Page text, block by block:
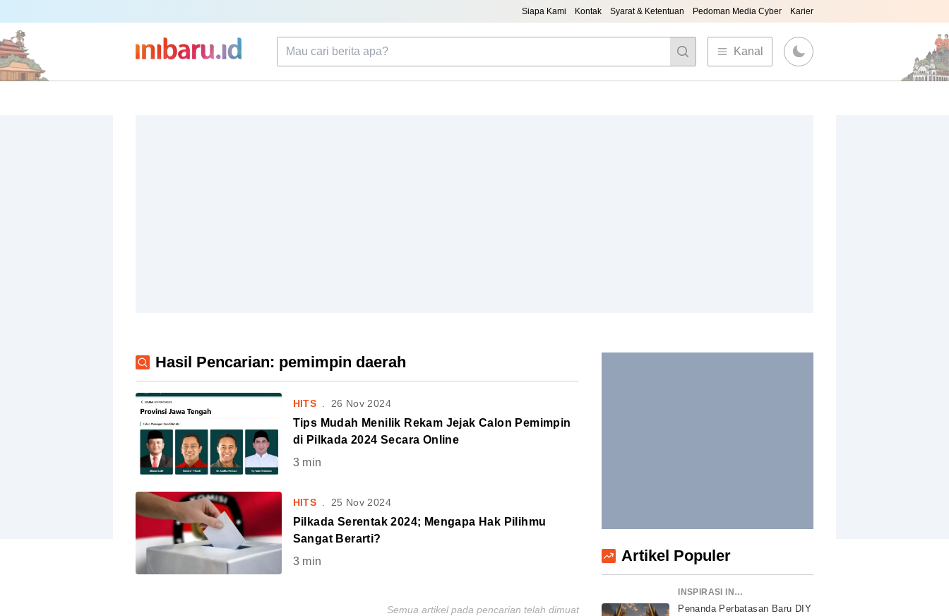
Siapa Kami Kontak Syarat & Ketentuan Pedoman Media Cyber Karier
Kanal
Hasil Pencarian: pemimpin daerah
HITS 26 Nov 2024
Tips Mudah Menilik Rekam Jejak Calon Pemimpin
di Pilkada 2024 Secara Online
3min
HITS . 25 Nov 2024
Pilkada Serentak 2024; Mengapa Hak Pilihmu
Sangat Berarti?
3min
Semua artikel pada pencarian telah dimuat
Artikel Populer
INSPIRASI INDONESIA
Penanda Perbatasan Baru DIY